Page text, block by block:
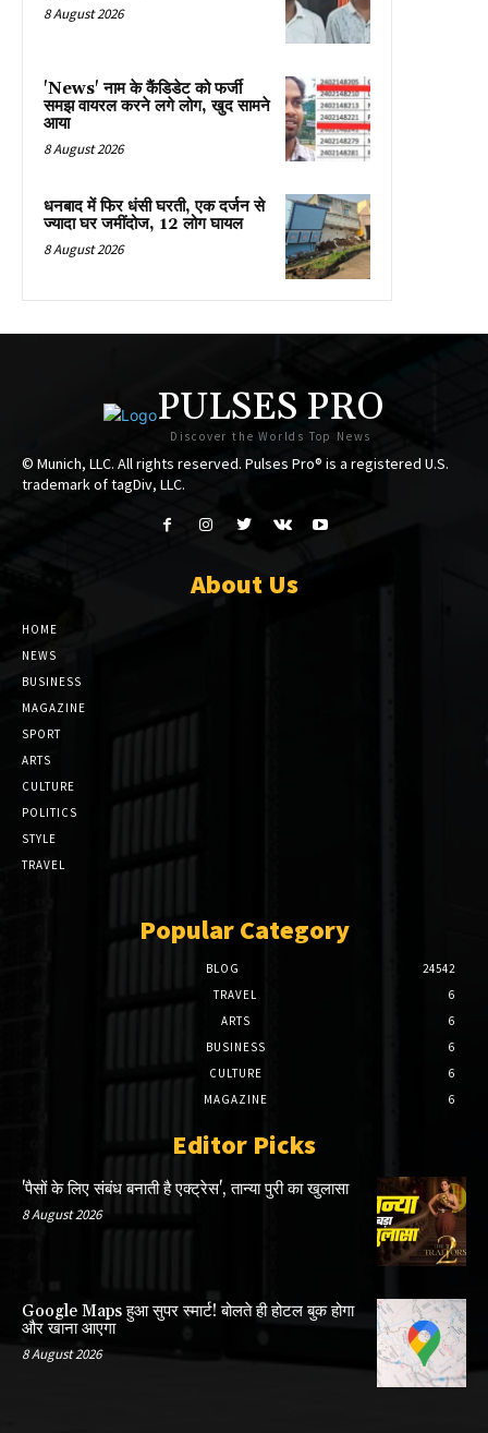
8 August 2026
'News' नाम के कैंडिडेट को फर्जी
समझ वायरल करने लगे लोग, खुद सामने
आया
8 August 2026
धनबाद में फिर धंसी घरती, एक दर्जन से
ज्यादा घर जमींदोज, 12 लोग घायल
8 August 2026
PULSES PRO
Discover the Worlds Top News
© Munich, LLC. All rights reserved. Pulses Pro® is a registered U.S.
trademark of tagDiv, LLC.
About Us
HOME
NEWS
BUSINESS
MAGAZINE
SPORT
ARTS
CULTURE
POLITICS
STYLE
TRAVEL
Popular Category
BLOG
24542
TRAVEL
6
ARTS
6
BUSINESS
6
CULTURE
6
MAGAZINE
6
Editor Picks
'पैसों के लिए संबंध बनाती है एक्ट्रेस', तान्या पुरी का खुलासा
8 August 2026
Google Maps हुआ सुपर स्मार्ट! बोलते ही होटल बुक होगा
और खाना आएगा
8 August 2026